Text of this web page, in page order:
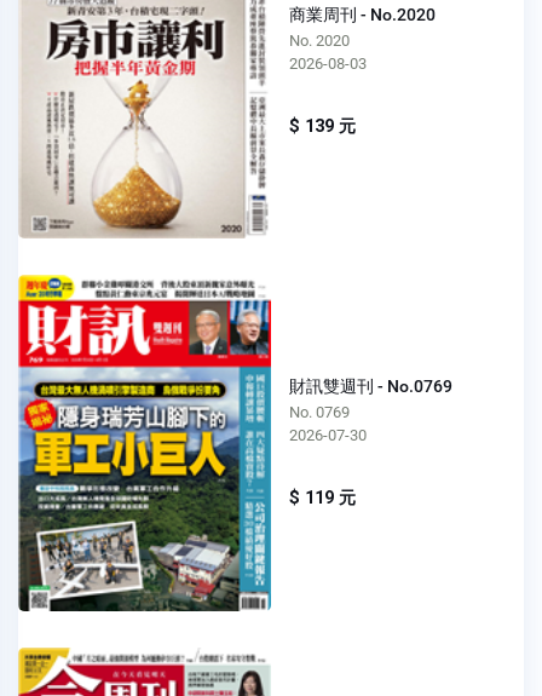
商業周刊 - No.2020
No. 2020
2026-08-03
$ 139 元
財訊雙週刊 - No.0769
No. 0769
2026-07-30
$ 119 元